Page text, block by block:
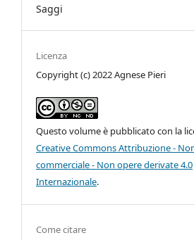
Saggi
Licenza
Copyright (c) 2022 Agnese Pieri
Questo volume è pubblicato con la
Creative Commons Attribuzione -
commerciale - Non opere derivate 4.0
Internazionale.
Come citare